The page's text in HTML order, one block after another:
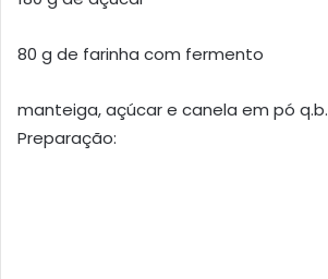
80 g de farinha com fermento
manteiga, açúcar e canela em pó q.b.
Preparação: